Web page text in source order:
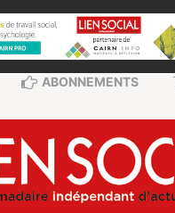
ABONNEMENTS